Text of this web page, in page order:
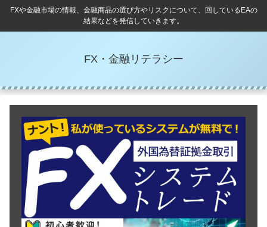
FXや金融市場の情報、金融商品の選び方やリスクについて、回しているEAの
結果などを発信していきます。
FX・金融リテラシー